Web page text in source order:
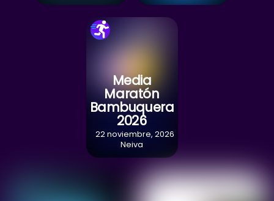
Media
Maratón
Bambuquera
2026
22 noviembre, 2026
Neiva